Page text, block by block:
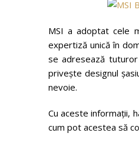
MSI a adoptat cele
expertiză unică în
se adresează
privește designul
nevoie.
Cu aceste informații,
cum pot acestea să